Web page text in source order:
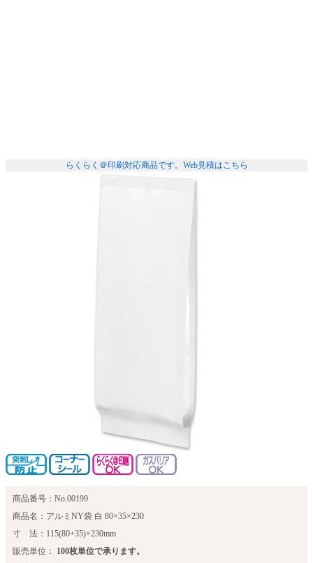
らくらく＠印刷対応商品です。 Web見積はこちら
商品番号：No.00199
商品名：アルミNY袋 白 80×35×230
寸 法：115(80+35)×230mm
販売単位：
100枚単位で承ります。